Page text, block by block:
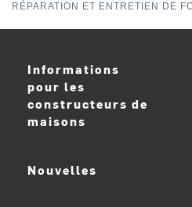
RÉPARATION ET ENTRETIEN DE
Informations
pour les
constructeurs de
maisons
Nouvelles